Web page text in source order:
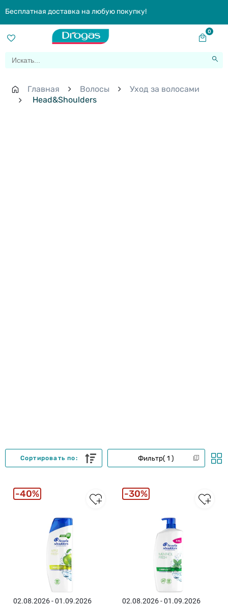
Бесплатная доставка на любую покупку!
0
Главная Волосы
Уход за волосами
Head&Shoulders
Фильтр 1
Сортировать по:
02.08.2026 - 01.09.2026
40%
02.08.2026 - 01.09.2026
30%